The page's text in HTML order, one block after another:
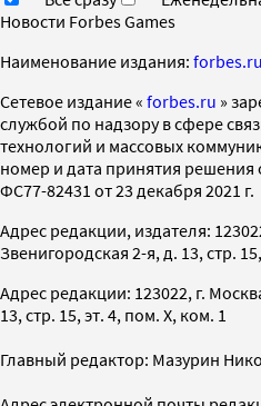
Новости Forbes Games
Наименование издания: forbes.ru
Cетевое издание « forbes.ru »
службой по надзору в сфере
технологий и массовых
номер и дата принятия
ФС77-82431 от 23 декабря 2021 г.
Адрес редакции, издателя:
Звенигородская 2-я, д. 13, стр.
Адрес редакции: 123022, г.
13, стр. 15, эт. 4, пом. X, ком. 1
Главный редактор: Мазурин